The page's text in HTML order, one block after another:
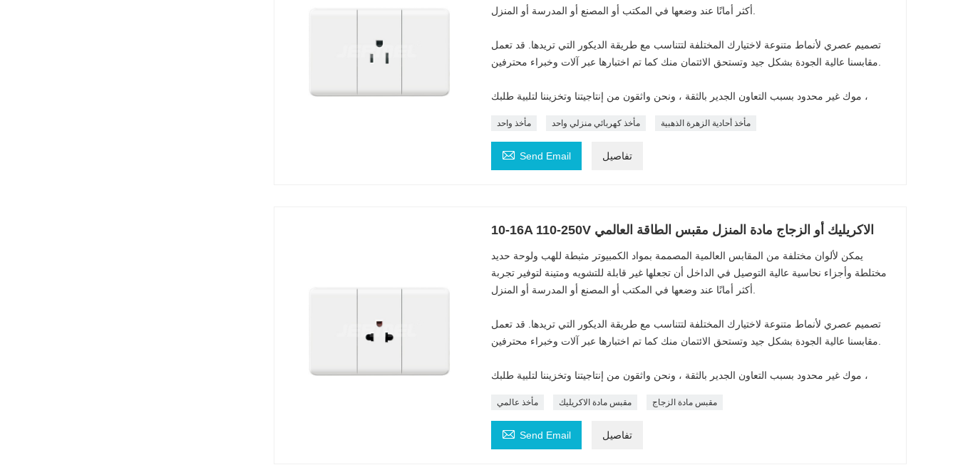
تصميم عصري لأنماط متنوعة لاختيارك المختلفة لتتناسب مع طريقة الديكور التي تريدها. قد تعمل
موك غير محدود بسبب التعاون الجدير بالثقة ، ونحن واثقون من إنتاجيتنا وتخزيننا لتلبية طلبك ،
مأخذ واحد مأخذ كهربائي منزلي واحد مأخذ أحادية الزهرة الذهبية
 Send Email تفاصيل
10-16A 110-250V الاكريليك أو الزجاج مادة المنزل مقبس الطاقة العالمي
يمكن لألوان مختلفة من المقابس العالمية المصممة بمواد الكمبيوتر مثبطة للهب ولوحة حديد
مختلطة وأجزاء نحاسية عالية التوصيل في الداخل أن تجعلها غير قابلة للتشويه ومتينة لتوفير تجربة
تصميم عصري لأنماط متنوعة لاختيارك المختلفة لتتناسب مع طريقة الديكور التي تريدها. قد تعمل
موك غير محدود بسبب التعاون الجدير بالثقة ، ونحن واثقون من إنتاجيتنا وتخزيننا لتلبية طلبك ،
مأخذ عالمي مقبس مادة الاكريليك مقبس مادة الزجاج
 Send Email تفاصيل